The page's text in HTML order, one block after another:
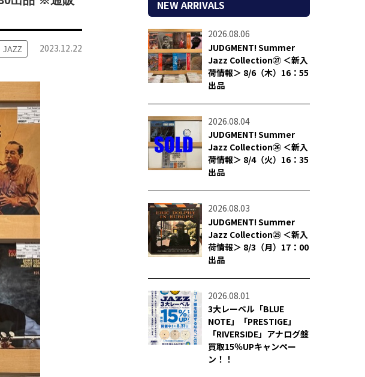
JAZZ 2023.12.22
NEW ARRIVALS
2026.08.06
JUDGMENT! Summer
Jazz Collection㉗ ＜新入
荷情報＞ 8/6（木）16：55
出品
2026.08.04
JUDGMENT! Summer
Jazz Collection㉖ ＜新入
荷情報＞ 8/4（火）16：35
出品
2026.08.03
JUDGMENT! Summer
Jazz Collection㉕ ＜新入
荷情報＞ 8/3（月）17：00
出品
2026.08.01
3大レーベル「BLUE
NOTE」「PRESTIGE」
「RIVERSIDE」アナログ盤
買取15％UPキャンペー
ン！！